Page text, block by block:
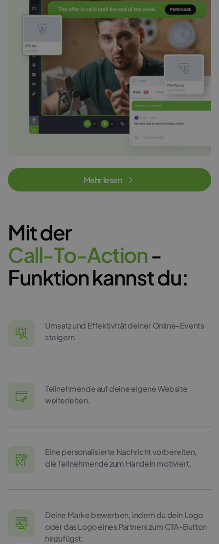
Mehr lesen
Mit der
Call-To-Action-
Funktion kannst du:
Umsatz und Effektivität deiner Online-Events
steigern.
Teilnehmende auf deine eigene Website
weiterleiten.
Eine personalisierte Nachricht vorbereiten,
die Teilnehmende zum Handeln motiviert.
Deine Marke bewerben, indem du dein Logo
oder das Logo eines Partners zum CTA-Button
hinzufügst.